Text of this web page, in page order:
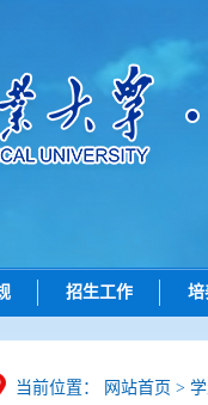
总则
招生
招生工作
招生动态
博士招生
培
研
当前位置： 网站首页 >